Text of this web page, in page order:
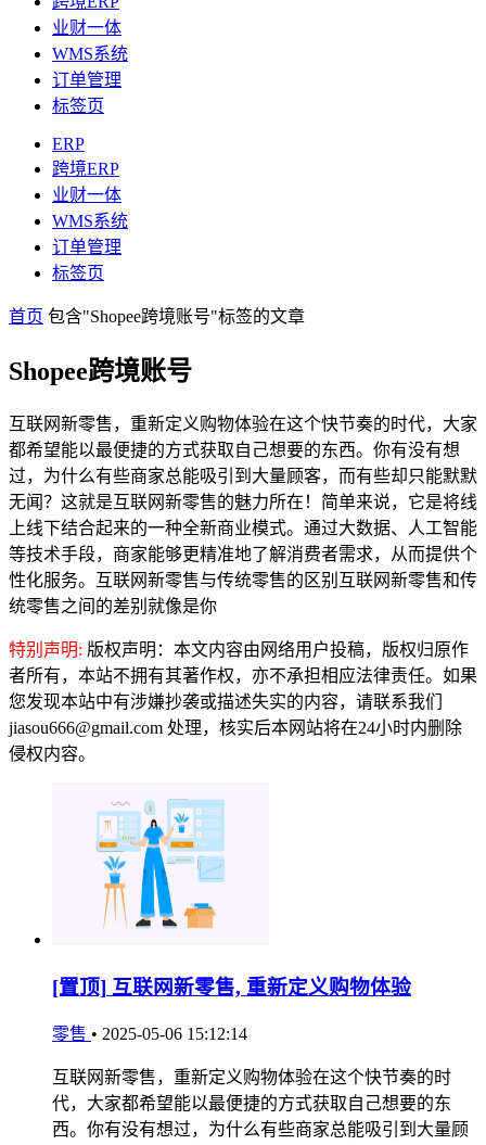
业财一体
WMS系统
订单管理
标签页
ERP
跨境ERP
业财一体
WMS系统
订单管理
标签页
首页 包含"Shopee跨境账号"标签的文章
Shopee跨境账号
互联网新零售，重新定义购物体验在这个快节奏的时代，大家
都希望能以最便捷的方式获取自己想要的东西。你有没有想
过，为什么有些商家总能吸引到大量顾客，而有些却只能默默
无闻？这就是互联网新零售的魅力所在！简单来说，它是将线
上线下结合起来的一种全新商业模式。通过大数据、人工智能
等技术手段，商家能够更精准地了解消费者需求，从而提供个
性化服务。互联网新零售与传统零售的区别互联网新零售和传
统零售之间的差别就像是你
特别声明: 版权声明：本文内容由网络用户投稿，版权归原作
者所有，本站不拥有其著作权，亦不承担相应法律责任。如果
您发现本站中有涉嫌抄袭或描述失实的内容，请联系我们
jiasou666@gmail.com 处理，核实后本网站将在24小时内删除
侵权内容。
[置顶] 互联网新零售, 重新定义购物体验
零售 • 2025-05-06 15:12:14
互联网新零售，重新定义购物体验在这个快节奏的时
代，大家都希望能以最便捷的方式获取自己想要的东
西。你有没有想过，为什么有些商家总能吸引到大量顾